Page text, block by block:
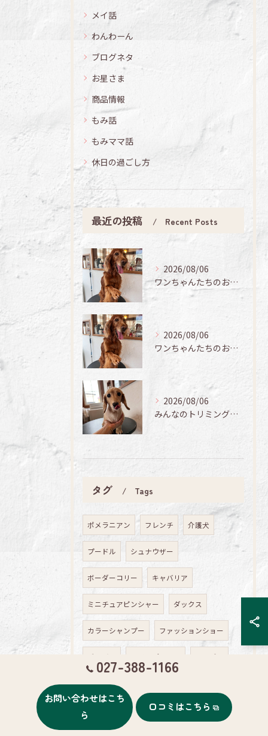
メイ話
わんわーん
ブログネタ
お星さま
商品情報
もみ話
もみママ話
休日の過ごし方
最近の投稿 Recent Posts
2026/08/06
ワンちゃんたちのお手入れ日記🐶✨
2026/08/06
ワンちゃんたちのお手入れ日記🐶✨
2026/08/06
みんなのトリミング日記🌟
タグ Tags
ポメラニアン フレンチ 介護犬
プードル シュナウザー
ボーダーコリー キャバリア
ミニチュアピンシャー ダックス
カラーシャンプー ファッションショー
ビーグル トイ・プードル コーギー
マルチーズ
アメリカンコッカースパニエル
027-388-1166
お問い合わせはこち
ら
口コミはこちら